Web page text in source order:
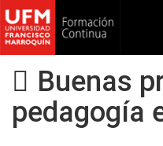
Buenas
pedagogía